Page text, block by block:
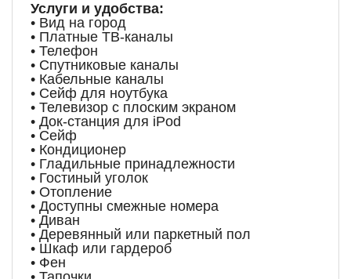
Услуги и удобства:
• Вид на город
• Платные ТВ-каналы
• Телефон
• Спутниковые каналы
• Кабельные каналы
• Сейф для ноутбука
• Телевизор с плоским экраном
• Док-станция для iPod
• Сейф
• Кондиционер
• Гладильные принадлежности
• Гостиный уголок
• Отопление
• Доступны смежные номера
• Диван
• Деревянный или паркетный пол
• Шкаф или гардероб
• Фен